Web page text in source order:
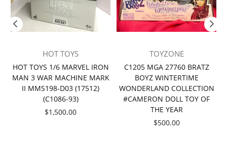
HOT TOYS
HOT TOYS 1/6 MARVEL IRON
MAN 3 WAR MACHINE MARK
II MMS198-D03 (17512)
(C1086-93)
價
$1,500.00
TOYZONE
C1205 MGA 27760 BRATZ
BOYZ WINTERTIME
WONDERLAND COLLECTION
#CAMERON DOLL TOY OF
THE YEAR
價
$500.00